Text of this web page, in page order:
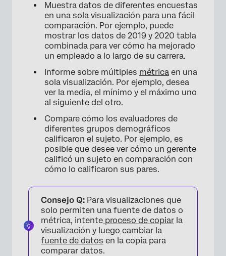
Muestra datos de diferentes encuestas
en una sola visualización para una fácil
comparación. Por ejemplo, puede
mostrar los datos de 2019 y 2020 tabla
combinada para ver cómo ha mejorado
un empleado a lo largo de su carrera.
Informe sobre múltiples métrica en una
sola visualización. Por ejemplo, desea
ver la media, el mínimo y el máximo uno
al siguiente del otro.
Compare cómo los evaluadores de
diferentes grupos demográficos
calificaron el sujeto. Por ejemplo, es
posible que desee ver cómo un gerente
calificó un sujeto en comparación con
cómo lo calificaron sus pares.
Consejo Q: Para visualizaciones que
solo permiten una fuente de datos o
métrica, intente proceso de copiar la
visualización y luego cambiar la
fuente de datos en la copia para
comparar datos.